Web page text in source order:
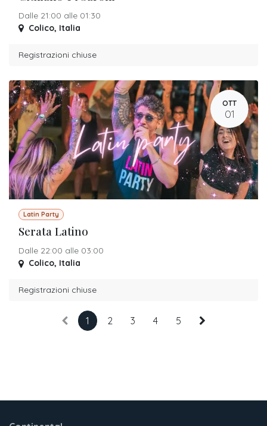
Dalle 21:00 alle 01:30
Colico, Italia
Registrazioni chiuse
OTT
01
Latin Party
Serata Latino
Dalle 22:00 alle 03:00
Colico, Italia
Registrazioni chiuse
1 2 3 4 5